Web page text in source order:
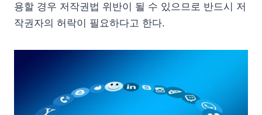
용할 경우 저작권법 위반이 될 수 있으므로 반드시 저
작권자의 허락이 필요하다고 한다.